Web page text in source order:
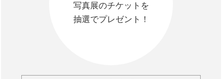
写真展のチケットを
抽選でプレゼント！